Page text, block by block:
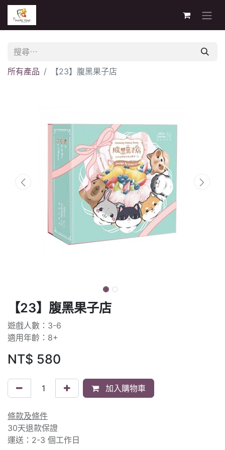
所有產品 【23】腹黑果子店
【23】腹黑果子店
遊戲人數：3-6
適用年齡：8+
NT$ 580
加入購物車
條款及條件
30天退款保證
運送：2-3 個工作日